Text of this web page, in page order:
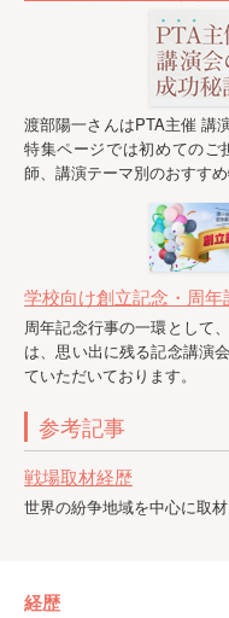
渡部陽一さんはPTA主催 講演会特集でもご案内しております！PTAの
特集ページでは初めての
師、講演テーマ別のおすす
学校向け創立記念・周
周年記念行事の一環として、思い出に残る記念講演会を！本ページで
は、思い出に残る記念講演
ていただいております。
参考記事
戦場取材経歴
世界の紛争地域を中心に取
経歴